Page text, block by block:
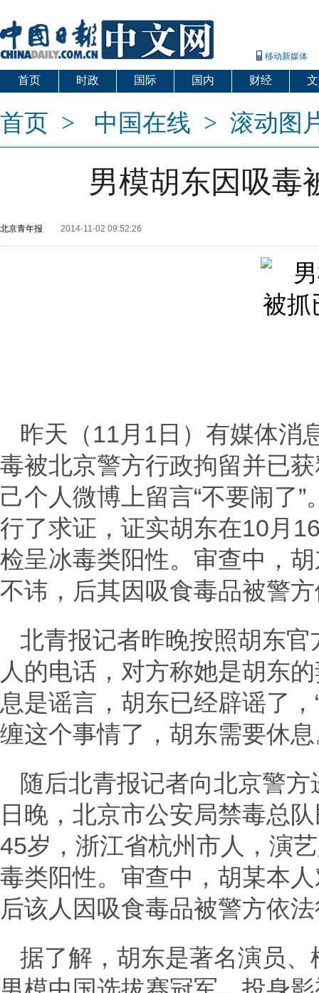
移动新媒体
首页 时政 国际 国内 财经
首页 > 中国在线 > 滚动图
男模胡东因吸毒
北京青年报 2014-11-02 09:52:26
昨天（11月1日）有媒体消
毒被北京警方行政拘留并已
己个人微博上留言“不要闹了
行了求证，证实胡东在10月
检呈冰毒类阳性。审查中，
不讳，后其因吸食毒品被警
北青报记者昨晚按照胡东
人的电话，对方称她是胡东
息是谣言，胡东已经辟谣了
缠这个事情了，胡东需要休息
随后北青报记者向北京警
日晚，北京市公安局禁毒总
45岁，浙江省杭州市人，演
毒类阳性。审查中，胡某本
后该人因吸食毒品被警方依
据了解，胡东是著名演员